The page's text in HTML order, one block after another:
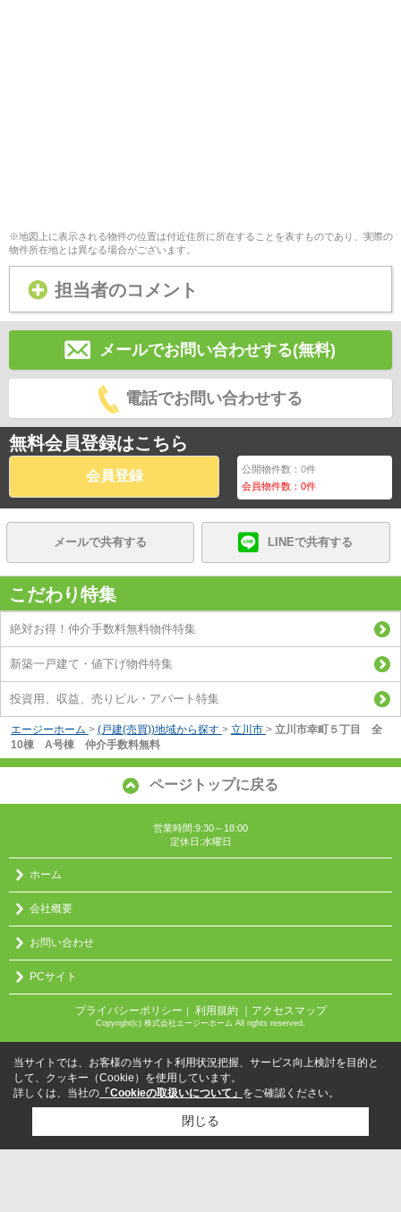
※地図上に表示される物件の位置は付近住所に所在することを表すものであり、実際の
物件所在地とは異なる場合がございます。
担当者のコメント
メールでお問い合わせする(無料)
電話でお問い合わせする
無料会員登録はこちら
会員登録 公開物件数：0件
会員物件数：0件
メールで共有する LINEで共有する
こだわり特集
絶対お得！仲介手数料無料物件特集
新築一戸建て・値下げ物件特集
投資用、収益、売りビル・アパート特集
エージーホーム > (戸建(売買))地域から探す > 立川市 > 立川市幸町５丁目 全
10棟 A号棟 仲介手数料無料
ページトップに戻る
営業時間:9:30～18:00
定休日:水曜日
ホーム
会社概要
お問い合わせ
PCサイト
プライバシーポリシー ｜ 利用規約 ｜アクセスマップ
Copyright(c) 株式会社エージーホーム All rights reserved.
当サイトでは、お客様の当サイト利用状況把握、サービス向上検討を目的と
して、クッキー（Cookie）を使用しています。
詳しくは、当社の 「Cookieの取扱いについて」 をご確認ください。
閉じる